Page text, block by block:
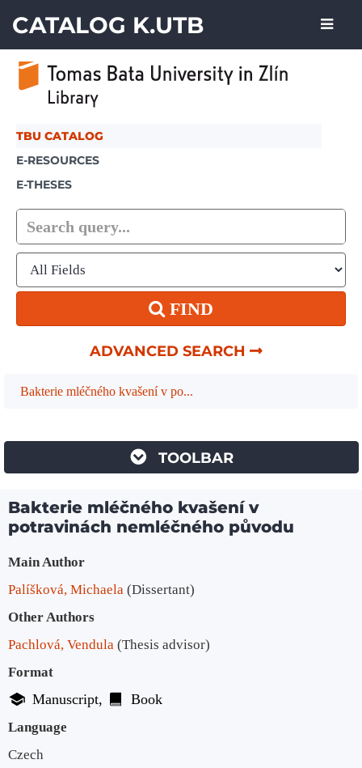
CATALOG K.UTB
TBU CATALOG
E-RESOURCES
E-THESES
FIND
ADVANCED SEARCH
Bakterie mléčného kvašení v po...
TOOLBAR
Bakterie mléčného kvašení v
potravinách nemléčného původu
Bibliographic Details
Main Author
Palíšková, Michaela (Dissertant)
Other Authors
Pachlová, Vendula (Thesis advisor)
Format
Manuscript Book
Language
Czech